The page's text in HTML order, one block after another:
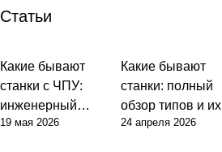
Статьи
Какие бывают
станки с ЧПУ:
инженерный
подход к
19 мая 2026
Какие бывают
станки: полный
обзор типов и их
назначения
24 апреля 2026